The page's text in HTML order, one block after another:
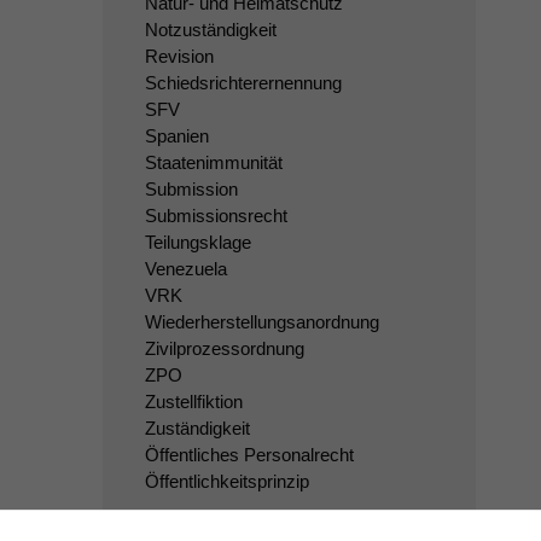
Notzuständigkeit
Revision
Schiedsrichterernennung
SFV
Spanien
Staatenimmunität
Submission
Submissionsrecht
Teilungsklage
Venezuela
VRK
Wiederherstellungsanordnung
Zivilprozessordnung
ZPO
Zustellfiktion
Zuständigkeit
Öffentliches Personalrecht
Öffentlichkeitsprinzip